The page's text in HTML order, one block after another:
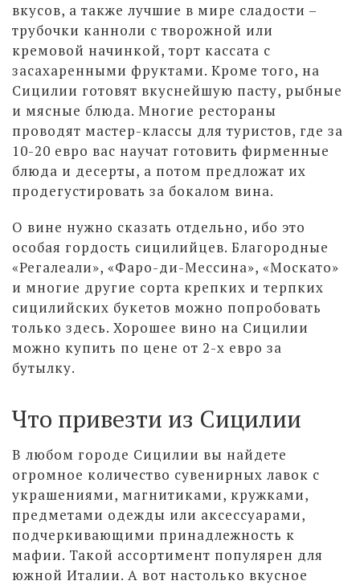
вкусов, а также лучшие в мире сладости –
трубочки канноли с творожной или
кремовой начинкой, торт кассата с
засахаренными фруктами. Кроме того, на
Сицилии готовят вкуснейшую пасту, рыбные
и мясные блюда. Многие рестораны
проводят мастер-классы для туристов, где за
10-20 евро вас научат готовить фирменные
блюда и десерты, а потом предложат их
продегустировать за бокалом вина.
О вине нужно сказать отдельно, ибо это
особая гордость сицилийцев. Благородные
«Регалеали», «Фаро-ди-Мессина», «Москато»
и многие другие сорта крепких и терпких
сицилийских букетов можно попробовать
только здесь. Хорошее вино на Сицилии
можно купить по цене от 2-х евро за
бутылку.
Что привезти из Сицилии
В любом городе Сицилии вы найдете
огромное количество сувенирных лавок с
украшениями, магнитиками, кружками,
предметами одежды или аксессуарами,
подчеркивающими принадлежность к
мафии. Такой ассортимент популярен для
южной Италии. А вот настолько вкусное